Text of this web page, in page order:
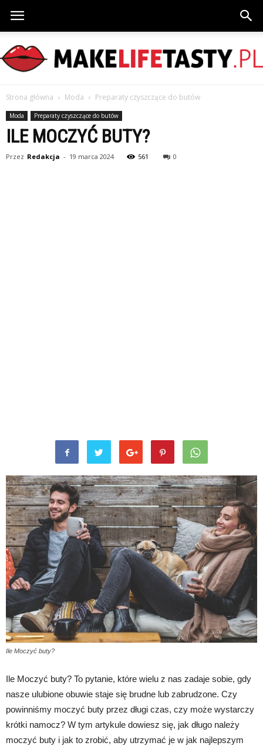
MakeLifeTasty.pl
Strona główna Moda Preparaty czyszczące do butów
Moda Preparaty czyszczące do butów
ILE MOCZYĆ BUTY?
Przez Redakcja - 19 marca 2024 561 0
Ile Moczyć buty?
Ile Moczyć buty? To pytanie, które wielu z nas zadaje sobie, gdy
nasze ulubione obuwie staje się brudne lub zabrudzone. Czy
powinniśmy moczyć buty przez długi czas, czy może wystarczy
krótki namocz? W tym artykule dowiesz się, jak długo należy
moczyć buty i jak to zrobić, aby utrzymać je w jak najlepszym